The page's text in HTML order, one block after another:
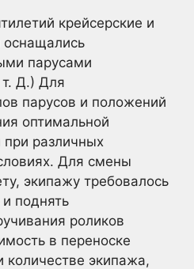
крейсерские и
оснащались
парусами
Д.) Для
парусов и положений
оптимальной
при различных
Для смены
экипажу требовалось
и поднять
роликов
в переноске
количестве экипажа,